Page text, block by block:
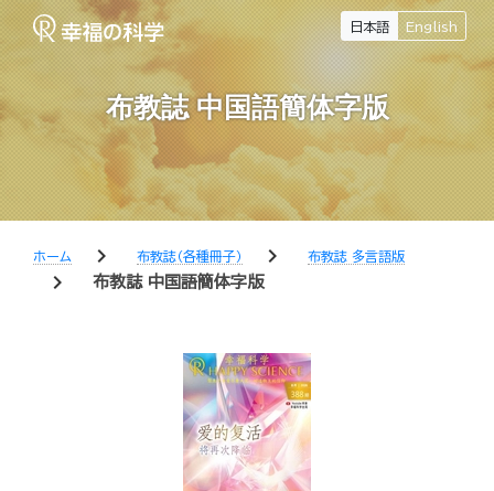
日本語 English
布教誌 中国語簡体字版
ホーム chevron_right 布教誌（各種冊子） chevron_right 布教誌 多言語版
chevron_right 布教誌 中国語簡体字版